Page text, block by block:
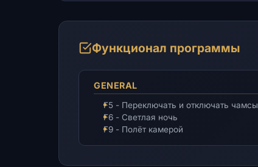
Функционал программы
GENERAL
F5 - Переключать и отключать чамсы
F6 - Светлая ночь
F9 - Полёт камерой